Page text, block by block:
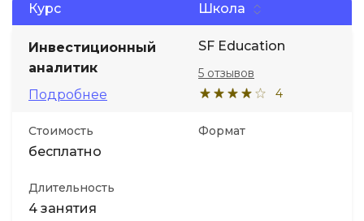
Курс Школа
Инвестиционный
аналитик
Подробнее
SF Education
4
5 отзывов
Стоимость
бесплатно
Формат
Длительность
4 занятия